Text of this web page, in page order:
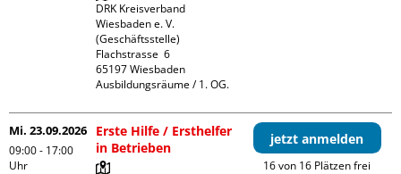
DRK Kreisverband
Wiesbaden e. V.
(Geschäftsstelle)
Flachstrasse  6
65197 Wiesbaden
Ausbildungsräume / 1. OG.
Mi. 23.09.2026
09:00 - 17:00
Uhr
Erste Hilfe / Ersthelfer
in Betrieben
jetzt anmelden
16 von 16 Plätzen frei